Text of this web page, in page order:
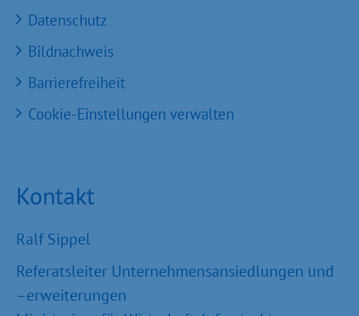
Datenschutz
Bildnachweis
Barrierefreiheit
Cookie-Einstellungen verwalten
Kontakt
Ralf Sippel
Referatsleiter Unternehmensansiedlungen und
–erweiterungen